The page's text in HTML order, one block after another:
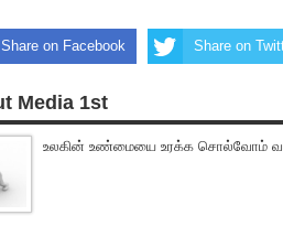
Share on Facebook Share on
Media 1st
உலகின் உண்மையை உரக்க சொல்வோம்